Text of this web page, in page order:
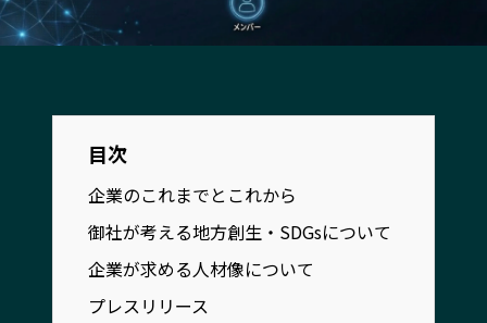
高知エリア
福岡エリア
佐賀エリア
長崎エリア
宮崎エリア
鹿児島エリア
沖縄エリア
カテゴリから探す
目次
企業のこれまでとこれから
御社が考える地方創生・SDGsについて
企業が求める人材像について
プレスリリース